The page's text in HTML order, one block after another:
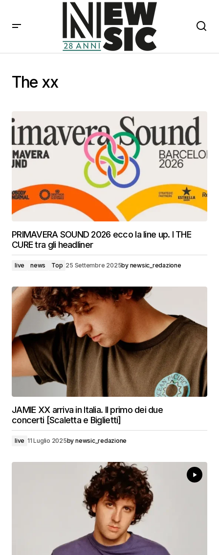
The xx
PRIMAVERA SOUND 2026 ecco la line up. I THE
CURE tra gli headliner
live news Top 25 Settembre 2025by newsic_redazione
JAMIE XX arriva in Italia. Il primo dei due
concerti [Scaletta e Biglietti]
live 11 Luglio 2025by newsic_redazione